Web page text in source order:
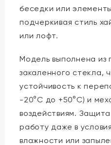
беседки или
подчеркивая стиль
или лофт.
Модель выполнена из
закаленного стекла,
устойчивость к
-20°C до +50°C) и
воздействиям.
работу даже в
влажности или